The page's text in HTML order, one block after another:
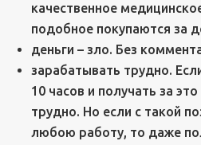
качественное
подобное покупаются за
деньги – зло. Без
зарабатывать трудно.
10 часов и получать за
трудно. Но если с такой
любою работу, то даже